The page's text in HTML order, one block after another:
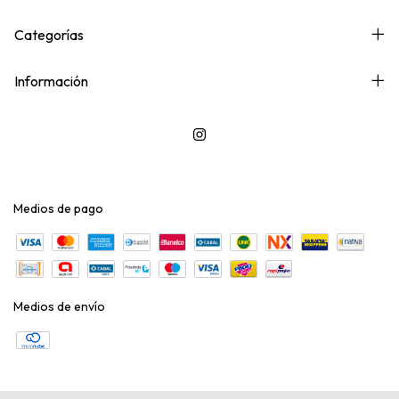
Categorías
Información
Medios de pago
Medios de envío